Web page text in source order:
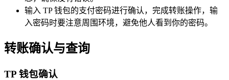
输入 TP 钱包的支付密码进行确认，完成转账操作，输
入密码时要注意周围环境，避免他人看到你的密码。
转账确认与查询
TP 钱包确认